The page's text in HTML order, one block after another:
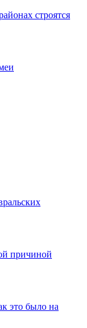
строятся
причиной
это было на